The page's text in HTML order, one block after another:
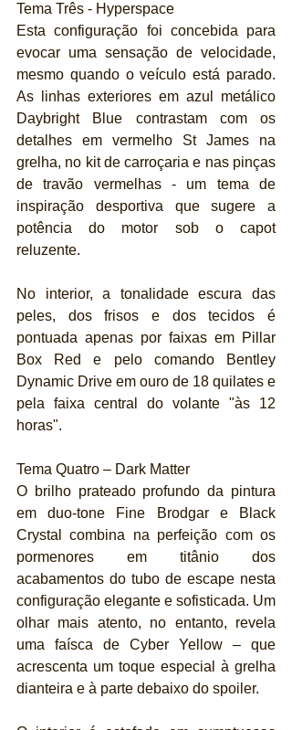
Tema Três - Hyperspace
Esta configuração foi concebida para
evocar uma sensação de velocidade,
mesmo quando o veículo está parado.
As linhas exteriores em azul metálico
Daybright Blue contrastam com os
detalhes em vermelho St James na
grelha, no kit de carroçaria e nas pinças
de travão vermelhas - um tema de
inspiração desportiva que sugere a
potência do motor sob o capot
reluzente.
No interior, a tonalidade escura das
peles, dos frisos e dos tecidos é
pontuada apenas por faixas em Pillar
Box Red e pelo comando Bentley
Dynamic Drive em ouro de 18 quilates e
pela faixa central do volante "às 12
horas".
Tema Quatro – Dark Matter
O brilho prateado profundo da pintura
em duo-tone Fine Brodgar e Black
Crystal combina na perfeição com os
pormenores em titânio dos
acabamentos do tubo de escape nesta
configuração elegante e sofisticada. Um
olhar mais atento, no entanto, revela
uma faísca de Cyber Yellow – que
acrescenta um toque especial à grelha
dianteira e à parte debaixo do spoiler.